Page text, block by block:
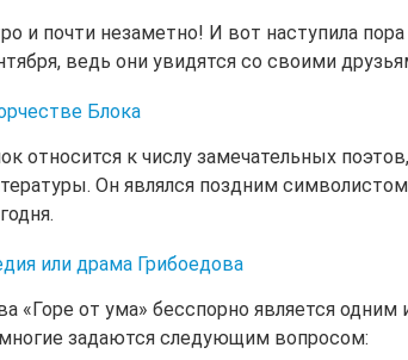
и почти незаметно! И вот наступила
ведь они увидятся со своими
Блока
относится к числу замечательных
Он являлся поздним
или драма Грибоедова
«Горе от ума» бесспорно является
задаются следующим вопросом: